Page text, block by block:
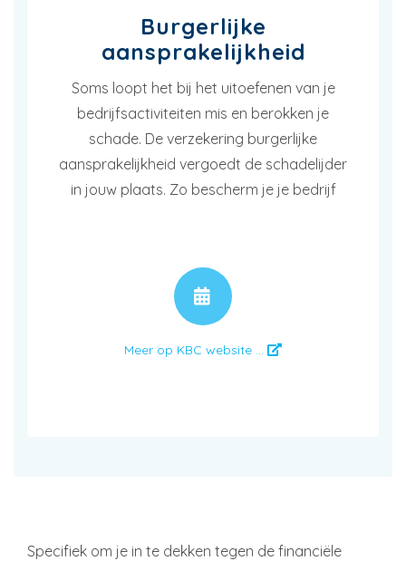
Burgerlijke
aansprakelijkheid
Soms loopt het bij het uitoefenen van je
bedrijfsactiviteiten mis en berokken je
schade. De verzekering burgerlijke
aansprakelijkheid vergoedt de schadelijder
in jouw plaats. Zo bescherm je je bedrijf
Meer op KBC website ...
Specifiek om je in te dekken tegen de financiële